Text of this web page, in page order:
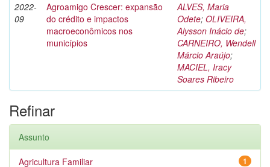
2022-
09
Agroamigo Crescer: expansão
do crédito e impactos
macroeconômicos nos
municípios
ALVES, Maria
Odete; OLIVEIRA,
Alysson Inácio de;
CARNEIRO, Wendell
Márcio Araújo;
MACIEL, Iracy
Soares Ribeiro
Refinar
Assunto
1
Agricultura Familiar